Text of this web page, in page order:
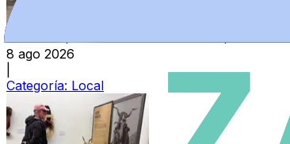
Varias empresas ofertan más de 30 puestos
8 ago 2026
Categoría: Local